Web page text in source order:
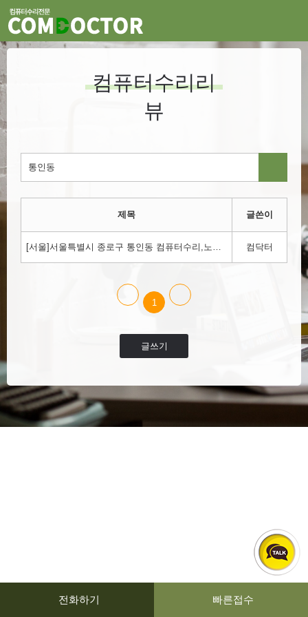
컴퓨터수리리
뷰
제목 글쓴이
[서울]서울특별시 종로구 통인동 컴퓨터수리,노트북수리,윈도우설치 컴닥터에서 하세요!!!1800-3354 컴닥터
1
글쓰기
전화하기 빠른접수